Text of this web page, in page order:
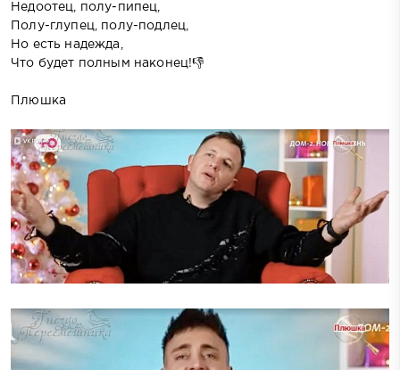
Недоотец, полу-пипец,
Полу-глупец, полу-подлец,
Но есть надежда,
Что будет полным наконец!👎
Плюшка